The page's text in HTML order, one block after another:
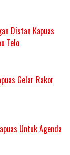
Distan Kapuas
Telo
Gelar Rakor
Untuk Agenda